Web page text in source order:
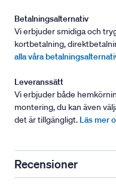
Betalningsalternativ
Vi erbjuder smidiga och
kortbetalning,
alla våra
Leveranssätt
Vi erbjuder både
montering, du kan även
det är tillgängligt. Läs mer
Recensioner